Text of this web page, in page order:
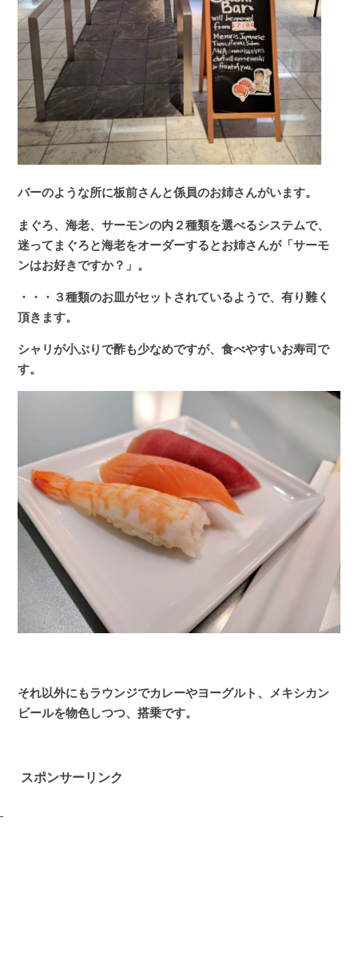
バーのような所に板前さんと係員のお姉さんがいます。
まぐろ、海老、サーモンの内２種類を選べるシステムで、
迷ってまぐろと海老をオーダーするとお姉さんが「サーモ
ンはお好きですか？」。
・・・３種類のお皿がセットされているようで、有り難く
頂きます。
シャリが小ぶりで酢も少なめですが、食べやすいお寿司で
す。
それ以外にもラウンジでカレーやヨーグルト、メキシカン
ビールを物色しつつ、搭乗です。
スポンサーリンク